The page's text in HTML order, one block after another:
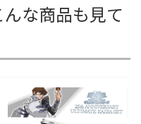
な商品も見て